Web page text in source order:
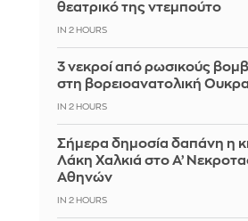
θεατρικό της ντεμπούτο
IN 2 HOURS
3 νεκροί από ρωσικούς
στη βορειοανατολική
IN 2 HOURS
Σήμερα δημοσία δαπάνη η
Λάκη Χαλκιά στο Α’
Αθηνών
IN 2 HOURS